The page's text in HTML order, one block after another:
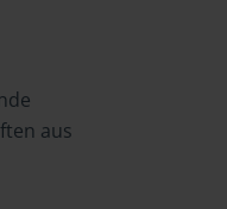
aus